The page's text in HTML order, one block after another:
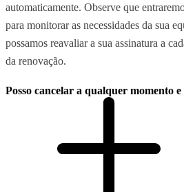
automaticamente. Observe que
para monitorar as necessidades da sua
possamos reavaliar a sua assinatura a
da renovação.
Posso cancelar a qualquer momento